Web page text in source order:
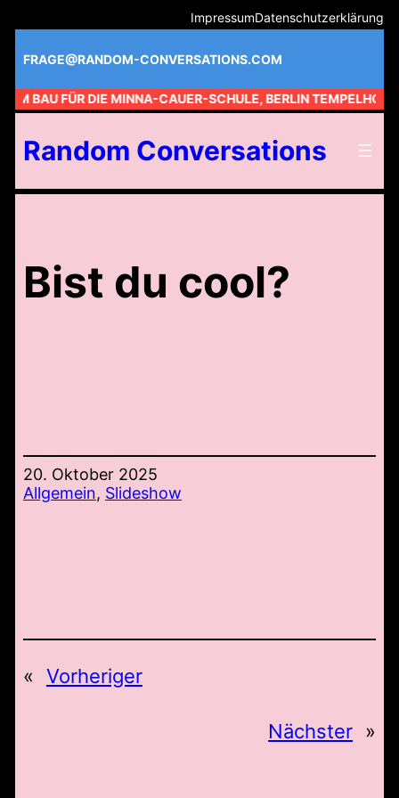
Inhalt
springen
ImpressumDatenschutzerklärung
FRAGE@RANDOM-CONVERSATIONS.COM
AM BAU FÜR DIE MINNA-CAUER-SCHULE, BERLIN TEMPELHOF //
Random Conversations
Bist du cool?
20. Oktober 2025
Allgemein, Slideshow
« Vorheriger
Nächster »